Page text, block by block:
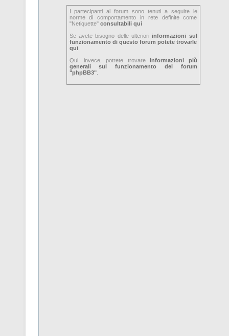
I partecipanti al forum sono tenuti a seguire le
norme di comportamento in rete definite come
"Netiquette" consultabili qui
Se avete bisogno delle ulterioriinformazioni sul
funzionamento di questo forum potete trovarle
qui.
Qui, invece, potrete trovareinformazioni più
generali sul funzionamento del forum
"phpBB3".